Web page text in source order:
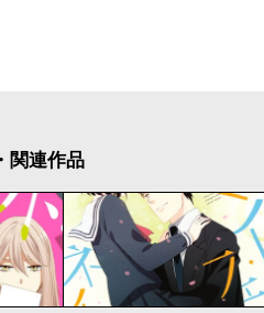
関連作品